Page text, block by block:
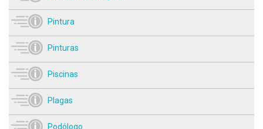
Pintura
Pinturas
Piscinas
Plagas
Podólogo